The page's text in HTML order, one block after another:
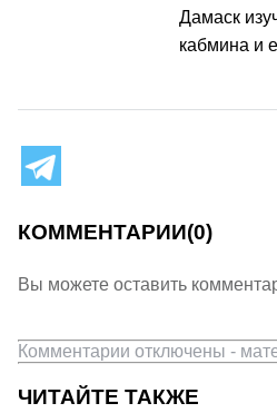
Дамаск
кабмина и
КОММЕНТАРИИ(0)
Вы можете оставить
Комментарии отключены -
ЧИТАЙТЕ ТАКЖЕ